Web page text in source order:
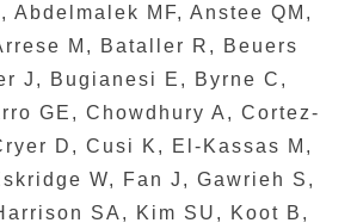
Abdelmalek MF, Anstee QM,
M, Bataller R, Beuers
J, Bugianesi E, Byrne C,
GE, Chowdhury A, Cortez-
D, Cusi K, El-Kassas M,
W, Fan J, Gawrieh S,
SA, Kim SU, Koot B,